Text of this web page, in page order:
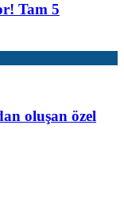
Tam 5
oluşan özel